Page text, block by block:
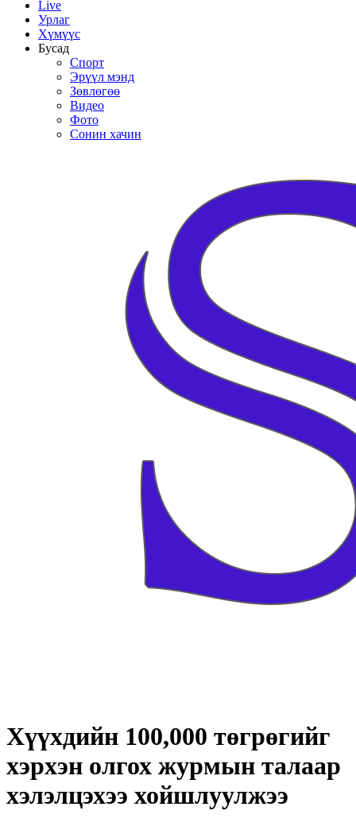
Live
Урлаг
Хүмүүс
Бусад
Спорт
Эрүүл мэнд
Зөвлөгөө
Видео
Фото
Сонин хачин
Хүүхдийн 100,000 төгрөгийг
хэрхэн олгох журмын талаар
хэлэлцэхээ хойшлуулжээ